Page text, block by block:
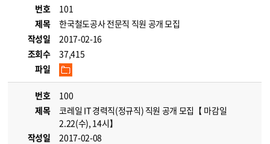
번호
101
제목
한국철도공사 전문직 직원 공개 모집
작성일
2017-02-16
조회수
37,415
파일
번호
100
제목
코레일 IT 경력직(정규직) 직원 공개 모집【 마감일
2.22(수), 14시】
작성일
2017-02-08